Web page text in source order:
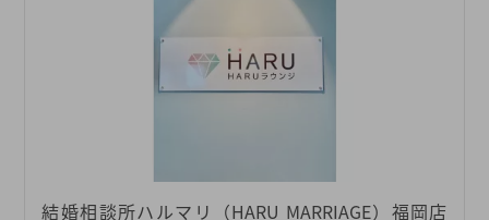
結婚相談所ハルマリ（HARU MARRIAGE）福岡店